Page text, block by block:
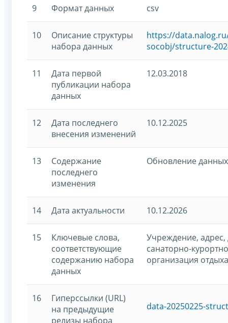
9 Формат данных csv
10
Описание структуры
набора данных
https://
socobj/structure-
11
Дата первой
публикации набора
данных
12.03.2018
12
Дата последнего
внесения изменений
10.12.2025
13
Содержание
последнего
изменения
Обновление данных
14 Дата актуальности 10.12.2026
15
Ключевые слова,
соответствующие
содержанию набора
данных
Учреждение, адрес,
санаторно-
организация
16
Гиперссылки (URL)
на предыдущие
релизы набора
data-20250225-